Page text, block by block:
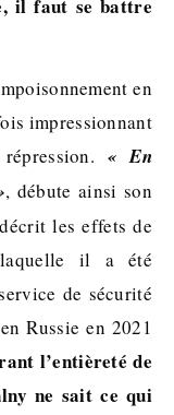
il faut se battre
en
impressionnant
« En
, débute ainsi son
les effets de
laquelle il a été
de sécurité
Russie en 2021
l’entièreté de
ne sait ce qui